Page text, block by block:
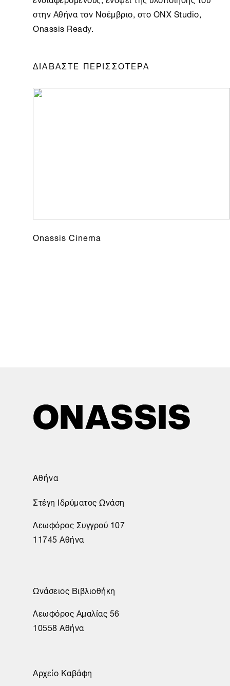
στηνΑθήνατον Νοέμβριο, στοONXStudio,
Onassis Ready.
ΔΙΑΒΑΣΤΕ ΠΕΡΙΣΣΟΤΕΡΑ
Onassis Cinema
Αθήνα
Στέγη Ιδρύματος Ωνάση
Λεωφόρος Συγγρού 107
11745 Αθήνα
Ωνάσειος Βιβλιοθήκη
Λεωφόρος Αμαλίας 56
10558 Αθήνα
Αρχείο Καβάφη